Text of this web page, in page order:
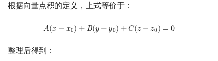
三正弦定理
三余弦定理
参考资料
根据向量点积的定义，上式等价于：
𝐴(𝑥 −𝑥0) + 𝐵(𝑦−𝑦0) +𝐶(𝑧−𝑧0) = 0
A(x− x0 )+B( y− y0)+C(z−z0)= 0
整理后得到：